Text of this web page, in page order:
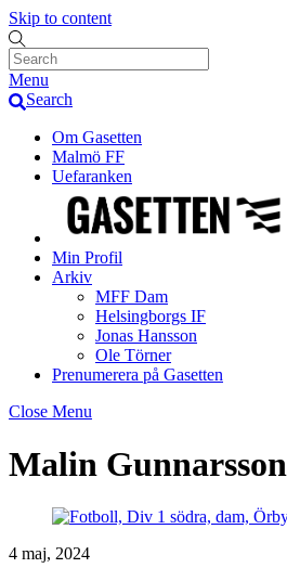
Skip to content
Menu
Search
Om Gasetten
Malmö FF
Uefaranken
Min Profil
Arkiv
MFF Dam
Helsingborgs IF
Jonas Hansson
Ole Törner
Prenumerera på Gasetten
Close Menu
Malin Gunnarsson
4 maj, 2024